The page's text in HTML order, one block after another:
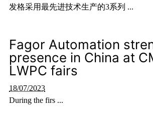
发格采用最先进技术生产的3系列 ...
Fagor Automation
presence in China at
LWPC fairs
18/07/2023
During the firs ...